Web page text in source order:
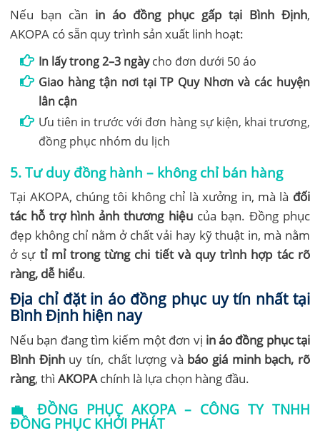
Nếu bạn cần in áo đồng phục gấp tại Bình Định,
AKOPA có sẵn quy trình sản xuất linh hoạt:
In lấy trong 2–3 ngàycho đơn dưới 50 áo
Giao hàng tận nơi tại TP Quy Nhơn và các huyện
lân cận
Ưu tiên in trước với đơn hàng sự kiện, khai trương,
đồng phục nhóm du lịch
5. Tư duy đồng hành – không chỉ bán hàng
Tại AKOPA, chúng tôi không chỉ là xưởng in, mà là đối
tác hỗ trợ hình ảnh thương hiệucủa bạn. Đồng phục
đẹp không chỉ nằm ở chất vải hay kỹ thuật in, mà nằm
ở sự tỉ mỉ trong từng chi tiết và quy trình hợp tác rõ
ràng, dễ hiểu.
Địa chỉ đặt in áo đồng phục uy tín nhất tại
Bình Định hiện nay
Nếu bạn đang tìm kiếm một đơn vị in áo đồng phục tại
Bình Địnhuy tín, chất lượng và báo giá minh bạch, rõ
ràng, thìAKOPAchính là lựa chọn hàng đầu.
💼ĐỒNG PHỤC AKOPA – CÔNG TY TNHH
ĐỒNG PHỤC KHỞI PHÁT